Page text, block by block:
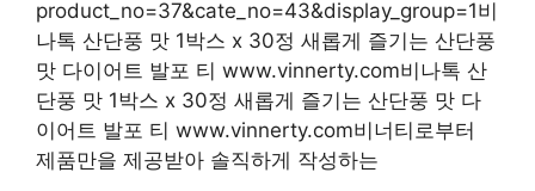
product_no=37&cate_no=43&display_group=1비
나톡 산단풍 맛 1박스 x 30정 새롭게 즐기는 산단풍
맛 다이어트 발포 티 www.vinnerty.com비나톡 산
단풍 맛 1박스 x 30정 새롭게 즐기는 산단풍 맛 다
이어트 발포 티 www.vinnerty.com비너티로부터
제품만을 제공받아 솔직하게 작성하는